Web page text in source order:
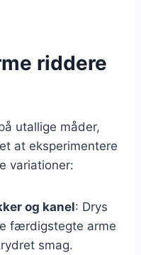
riddere
utallige måder,
at eksperimentere
variationer:
og kanel: Drys
færdigstegte arme
smag.